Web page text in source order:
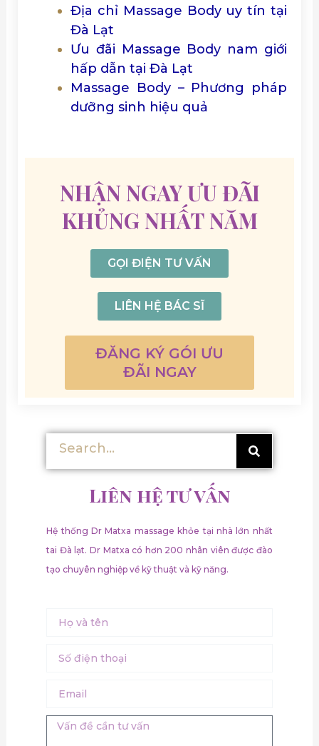
Địa chỉ Massage Body uy tín tại
Đà Lạt
Ưu đãi Massage Body nam giới
hấp dẫn tại Đà Lạt
Massage Body – Phương pháp
dưỡng sinh hiệu quả
NHẬN NGAY ƯU ĐÃI
KHỦNG NHẤT NĂM
GỌI ĐIỆN TƯ VẤN
LIÊN HỆ BÁC SĨ
ĐĂNG KÝ GÓI ƯU
ĐÃI NGAY
kiếm
Tìm
kiếm
Liên hệ tư vấn
Hệ thống Dr Matxa massage khỏe tại nhà lớn nhất
tai Đà lạt. Dr Matxa có hơn 200 nhân viên được đào
tạo chuyên nghiệp về kỹ thuật và kỹ năng.
Name
điện
Message